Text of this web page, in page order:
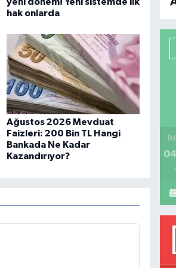
hak onlarda
Ağustos 2026 Mevduat
Faizleri: 200 Bin TL Hangi
Bankada Ne Kadar
Kazandırıyor?